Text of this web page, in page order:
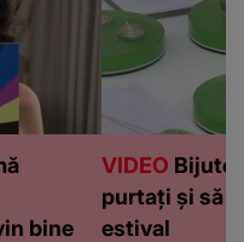
bine
VIDEO
purtați și să
estival